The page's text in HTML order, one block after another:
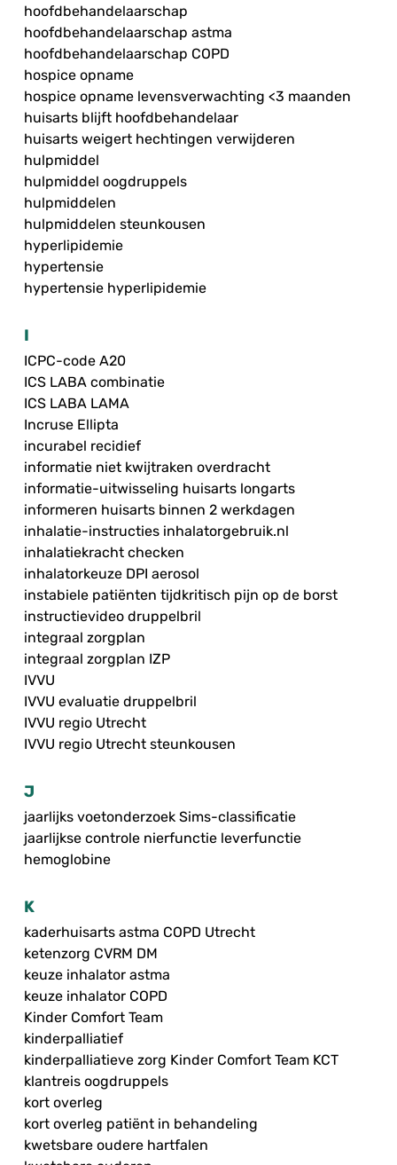
hoofdbehandelaarschap
hoofdbehandelaarschap astma
hoofdbehandelaarschap COPD
hospice opname
hospice opname levensverwachting <3 maanden
huisarts blijft hoofdbehandelaar
huisarts weigert hechtingen verwijderen
hulpmiddel
hulpmiddel oogdruppels
hulpmiddelen
hulpmiddelen steunkousen
hyperlipidemie
hypertensie
hypertensie hyperlipidemie
I
ICPC-code A20
ICS LABA combinatie
ICS LABA LAMA
Incruse Ellipta
incurabel recidief
informatie niet kwijtraken overdracht
informatie-uitwisseling huisarts longarts
informeren huisarts binnen 2 werkdagen
inhalatie-instructies inhalatorgebruik.nl
inhalatiekracht checken
inhalatorkeuze DPI aerosol
instabiele patiënten tijdkritisch pijn op de borst
instructievideo druppelbril
integraal zorgplan
integraal zorgplan IZP
IVVU
IVVU evaluatie druppelbril
IVVU regio Utrecht
IVVU regio Utrecht steunkousen
J
jaarlijks voetonderzoek Sims-classificatie
jaarlijkse controle nierfunctie leverfunctie
hemoglobine
K
kaderhuisarts astma COPD Utrecht
ketenzorg CVRM DM
keuze inhalator astma
keuze inhalator COPD
Kinder Comfort Team
kinderpalliatief
kinderpalliatieve zorg Kinder Comfort Team KCT
klantreis oogdruppels
kort overleg
kort overleg patiënt in behandeling
kwetsbare oudere hartfalen